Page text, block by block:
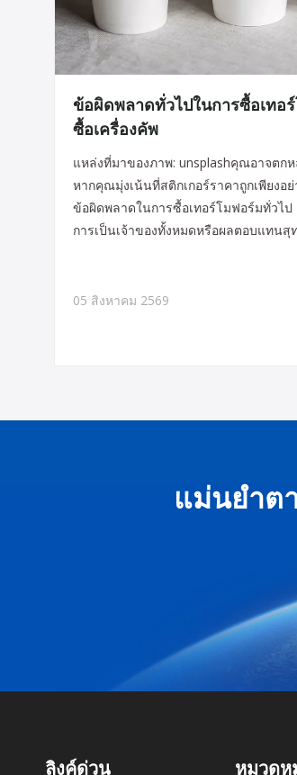
ข้อผิดพลาดทั่วไปในการซื้อเทอ
ซื้อเครื่องคัพ
แหล่งที่มาของภาพ: unsplashคุณอาจตกห
หากคุณมุ่งเน้นที่สติกเกอร์ราคาถูกเพียงอย่
ข้อผิดพลาดในการซื้อเทอร์โมฟอร์มทั่วไ
การเป็นเจ้าของทั้งหมดหรือผลตอบแทน
ผลิตภัณฑ์ของคุณ
05 สิงหาคม 2569
แม่นยำต
ลิงค์ด่วน หมวด